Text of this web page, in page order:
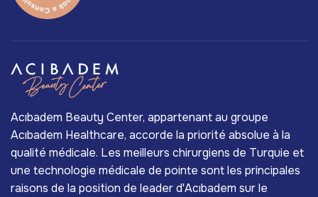
Acıbadem Beauty Center, appartenant au groupe
Acıbadem Healthcare, accorde la priorité absolue à la
qualité médicale. Les meilleurs chirurgiens de Turquie et
une technologie médicale de pointe sont les principales
raisons de la position de leader d'Acıbadem sur le